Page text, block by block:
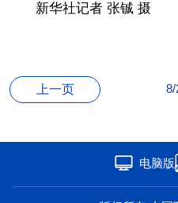
新华社记者 张铖 摄
上一页 8/
电脑版